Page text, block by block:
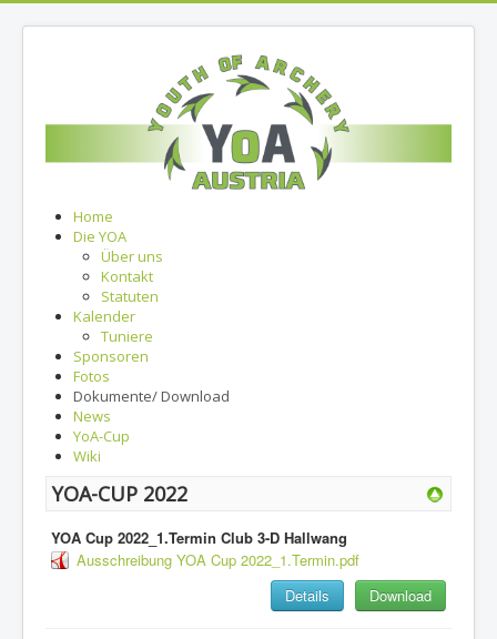
Home
Die YOA
Über uns
Kontakt
Statuten
Kalender
Tuniere
Sponsoren
Fotos
Dokumente/ Download
News
YoA-Cup
Wiki
YOA-CUP 2022
YOA Cup 2022_1.Termin Club 3-D Hallwang
Ausschreibung YOA Cup 2022_1.Termin.pdf
Download
Details